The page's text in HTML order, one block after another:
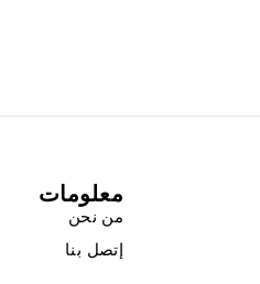
معلومات
من نحن
إتصل بنا